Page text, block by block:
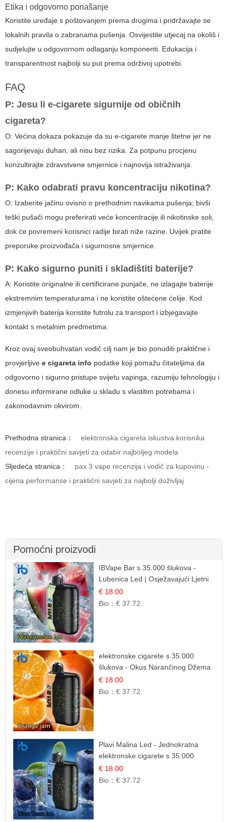
Etika i odgovorno ponašanje
Koristite uređaje s poštovanjem prema drugima i pridržavajte se
lokalnih pravila o zabranama pušenja. Osvijestite utjecaj na okoliš i
sudjelujte u odgovornom odlaganju komponenti. Edukacija i
transparentnost najbolji su put prema održivoj upotrebi.
FAQ
P: Jesu li e-cigarete sigurnije od običnih
cigareta?
O: Većina dokaza pokazuje da su e-cigarete manje štetne jer ne
sagorijevaju duhan, ali nisu bez rizika. Za potpunu procjenu
konzultirajte zdravstvene smjernice i najnovija istraživanja.
P: Kako odabrati pravu koncentraciju nikotina?
O: Izaberite jačinu ovisno o prethodnim navikama pušenja; bivši
teški pušači mogu preferirati veće koncentracije ili nikotinske soli,
dok će povremeni korisnici radije birati niže razine. Uvijek pratite
preporuke proizvođača i sigurnosne smjernice.
P: Kako sigurno puniti i skladištiti baterije?
A: Koristite originalne ili certificirane punjače, ne izlagajte baterije
ekstremnim temperaturama i ne koristite oštećene ćelije. Kod
izmjenjivih baterija koristite futrolu za transport i izbjegavajte
kontakt s metalnim predmetima.
Kroz ovaj sveobuhvatan vodič cilj nam je bio ponuditi praktične i
provjerljive e cigareta info podatke koji pomažu čitateljima da
odgovorno i sigurno pristupe svijetu vapinga, razumiju tehnologiju i
donesu informirane odluke u skladu s vlastitim potrebama i
zakonodavnim okvirom.
Prethodna stranica：
elektronska cigareta iskustva korisnika
recenzije i praktični savjeti za odabir najboljeg modela
Sljedeća stranica：
pax 3 vape recenzija i vodič za kupovinu -
cijena performanse i praktični savjeti za najbolji doživljaj
Pomoćni proizvodi
IBVape Bar s 35.000 šlukova -
Lubenica Led | Osježavajući Ljetni
Okus
€ 18.00
Bio：€ 37.72
elektronske cigarete s 35.000
šlukova - Okus Narančinog Džema
| Dugotrajno Iskustvo
€ 18.00
Bio：€ 37.72
Plavi Malina Led - Jednokratna
elektronske cigarete s 35.000
šlukova | IBVape
€ 18.00
Bio：€ 37.72